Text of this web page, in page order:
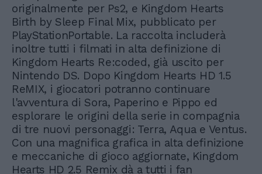
originalmente per Ps2, e Kingdom Hearts
Birth by Sleep Final Mix, pubblicato per
PlayStationPortable. La raccolta includerà
inoltre tutti i filmati in alta definizione di
Kingdom Hearts Re:coded, già uscito per
Nintendo DS. Dopo Kingdom Hearts HD 1.5
ReMIX, i giocatori potranno continuare
l'avventura di Sora, Paperino e Pippo ed
esplorare le origini della serie in compagnia
di tre nuovi personaggi: Terra, Aqua e Ventus.
Con una magnifica grafica in alta definizione
e meccaniche di gioco aggiornate, Kingdom
Hearts HD 2.5 Remix dà a tutti i fan